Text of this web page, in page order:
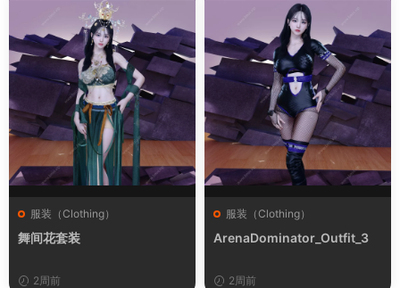
服装（Clothing）
舞间花套装
2周前
服装（Clothing）
ArenaDominator_Outfit_3
2周前